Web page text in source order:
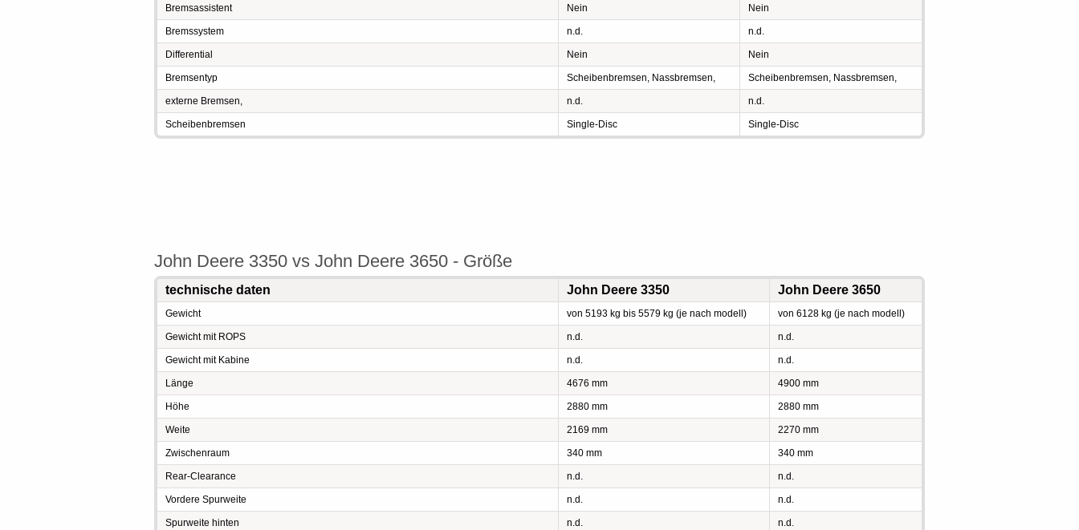
Bremsassistent Nein Nein
Bremssystem n.d. n.d.
Differential Nein Nein
Bremsentyp Scheibenbremsen, Nassbremsen, Scheibenbremsen, Nassbremsen,
externe Bremsen, n.d. n.d.
Scheibenbremsen Single-Disc Single-Disc
John Deere 3350 vs John Deere 3650 - Größe
technische daten John Deere 3350 John Deere 3650
Gewicht von 5193 kg bis 5579 kg (je nach modell) von 6128 kg (je nach modell)
Gewicht mit ROPS n.d. n.d.
Gewicht mit Kabine n.d. n.d.
Länge 4676 mm 4900 mm
Höhe 2880 mm 2880 mm
Weite 2169 mm 2270 mm
Zwischenraum 340 mm 340 mm
Rear-Clearance n.d. n.d.
Vordere Spurweite n.d. n.d.
Spurweite hinten n.d. n.d.